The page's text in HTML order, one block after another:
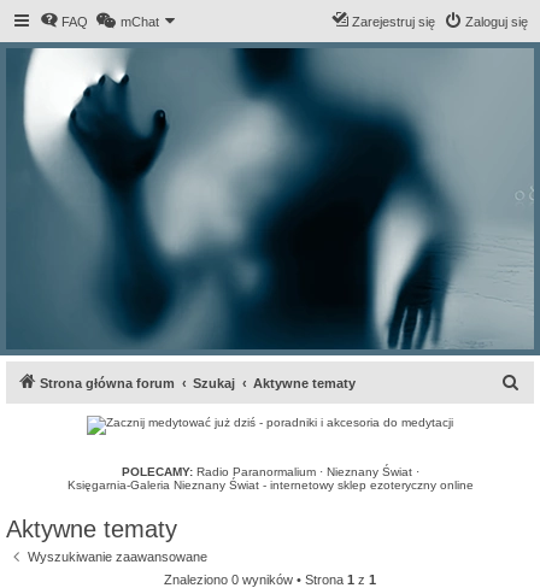
FAQ mChat Zaloguj się
Zarejestruj się
Strona główna forum Szukaj Aktywne tematy
POLECAMY: Radio Paranormalium· Nieznany Świat·
Księgarnia-Galeria Nieznany Świat - internetowy sklep ezoteryczny online
Aktywne tematy
Wyszukiwanie zaawansowane
Znaleziono 0 wyników • Strona 1 z 1